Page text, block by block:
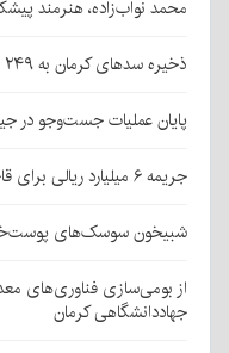
محمد نواب‌زاده، هنرمند
ذخیره سدهای کرمان به ۲۴۹ میلیون مترمکعب رسید
پایان عملیات جست‌وجو در جیرفت؛ کودک ۴
جریمه ۶ میلیارد ریالی برای قاچاقچی نارنگی پاکستانی در بافت
شبیخون سوسک‌های
از بومی‌سازی فناوری‌های
جهاددانشگاهی کرمان